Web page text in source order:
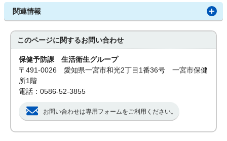
関連情報
このページに関するお問い合わせ
保健予防課 生活衛生グループ
〒491-0026 愛知県一宮市和光2丁目1番36号 一宮市保健
所1階
電話：0586-52-3855
お問い合わせは専用フォームをご利用ください。